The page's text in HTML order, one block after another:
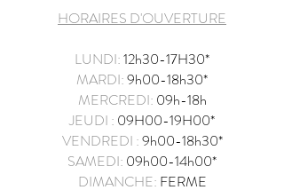
HORAIRES D'OUVERTURE
LUNDI:12h30-17H30*
MARDI:9h00-18h30*
MERCREDI: 09h-18h
JEUDI : 09H00-19H00*
VENDREDI :9h00-18h30*
SAMEDI: 09h00-14h00*
DIMANCHE: FERME